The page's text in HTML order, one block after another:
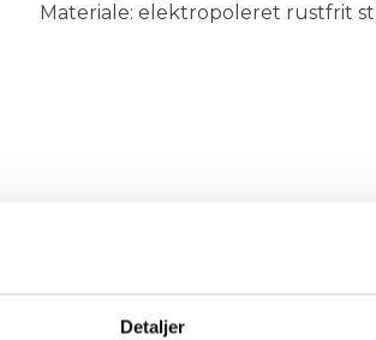
Detaljer
Materiale: elektropoleret rustfrit